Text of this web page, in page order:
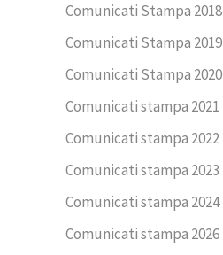
Comunicati Stampa 2018
Comunicati Stampa 2019
Comunicati Stampa 2020
Comunicati stampa 2021
Comunicati stampa 2022
Comunicati stampa 2023
Comunicati stampa 2024
Comunicati stampa 2026